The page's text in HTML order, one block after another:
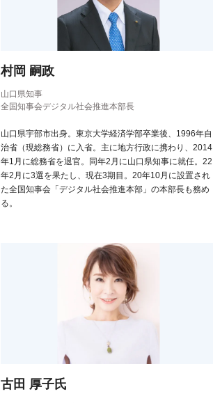
村岡 嗣政
山口県知事
全国知事会デジタル社会推進本部長
山口県宇部市出身。東京大学経済学部卒業後、1996年自
治省（現総務省）に入省。主に地方行政に携わり、2014
年1月に総務省を退官。同年2月に山口県知事に就任。22
年2月に3選を果たし、現在3期目。20年10月に設置され
た全国知事会「デジタル社会推進本部」の本部長も務め
る。
古田 厚子氏